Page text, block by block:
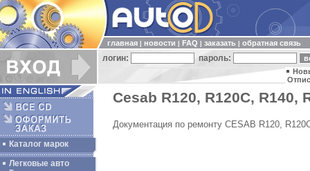
главная новости FAQ заказать обратная связь
логин: пароль:
Каталог марок
Легковые авто
Cesab R120, R120C, R140,
Документация по ремонту CESAB R120,